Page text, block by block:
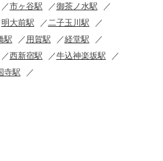
市ヶ谷駅
御茶ノ水駅
明大前駅
二子玉川駅
駅 用賀駅
経堂駅
西新宿駅
牛込神楽坂駅
寺駅